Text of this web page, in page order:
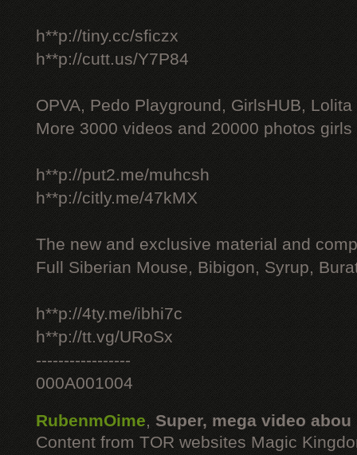
h**p://tiny.cc/sficzx
h**p://cutt.us/Y7P84
OPVA, Pedo Playground, GirlsHUB, Lolita
More 3000 videos and 20000 photos
h**p://put2.me/muhcsh
h**p://citly.me/47kMX
The new and exclusive material and
Full Siberian Mouse, Bibigon, Syrup,
h**p://4ty.me/ibhi7c
h**p://tt.vg/URoSx
-----------------
000A001004
RubenmOime, Super, mega video abou
Content from TOR websites Magic